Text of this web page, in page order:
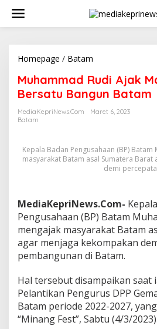
w
Homepage / Batam
h
a
m
m
u
d
a
k
M
a
s
y
r
a
k
a
t
Muhammad Rudi Ajak
Bersatu Bangun Batam
MediaKepriNews.com
Maret 6, 2023
Batam
Kepala Badan Pengusahaan (BP)
masyarakat Batam asal Sumatera
demi
MediaKepriNews.Com-
Pengusahaan (BP) Batam
mengajak masyarakat Batam
agar menjaga kekompakan
pembangunan di Batam.
Hal tersebut disampaikan saat
Pelantikan Pengurus DPP
Batam periode 2022-2027,
“Minang Fest”, Sabtu (4/3/2023).